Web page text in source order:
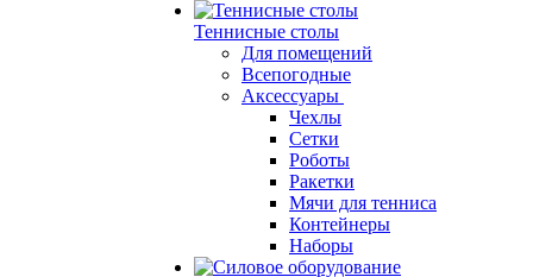
Теннисные столы
Для помещений
Всепогодные
Аксессуары
Чехлы
Сетки
Роботы
Ракетки
Мячи для тенниса
Контейнеры
Наборы